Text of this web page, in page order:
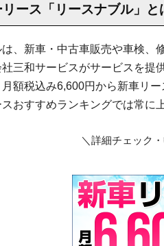
ース「リースナブル」と
は、新車・中古車販売や車検、
三和サービスがサービスを提
額税込み6,600円から新車リ
おすすめランキングでは常に
＼詳細チェック